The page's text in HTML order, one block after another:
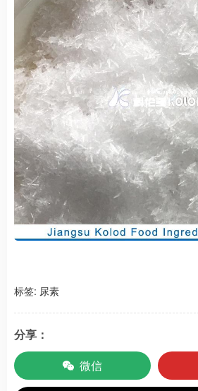
标签: 尿素
分享：
微信